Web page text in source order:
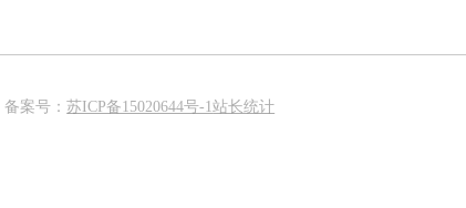
备案号：苏ICP备15020644号-1站长统计